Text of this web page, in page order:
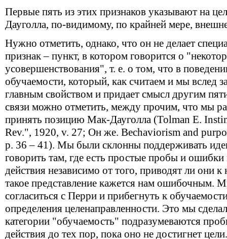
Первые пять из этих признаков указывают на
Дауголла, по-видимому, по крайней мере,
Нужно отметить, однако, что он не делает
признак – пункт, в котором говорится о
усовершенствования", т. е. о том, что в
обучаемости, который, как считаем и мы вслед
главным свойством и придает смысл другим
связи можно отметить, между прочим, что мы
принять позицию Мак-Дауголла (Tolman Е.
Rev.", 1920, v. 27; Он же. Bechaviorism and
р. 36 – 41). Мы были склонны поддерживать
говорить там, где есть простые пробы и
действия независимо от того, приводят ли они
такое представление кажется нам ошибочным.
согласиться с Перри и прибегнуть к
определения целенаправленности. Это мы
категории "обучаемость" подразумеваются
действия до тех пор, пока оно не достигнет